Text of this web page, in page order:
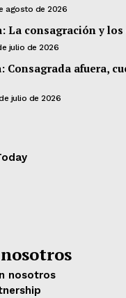
agosto de 2026
La consagración y
julio de 2026
Consagrada afuera,
julio de 2026
nosotros